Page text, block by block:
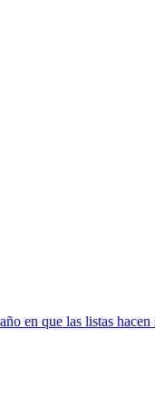
en que las listas